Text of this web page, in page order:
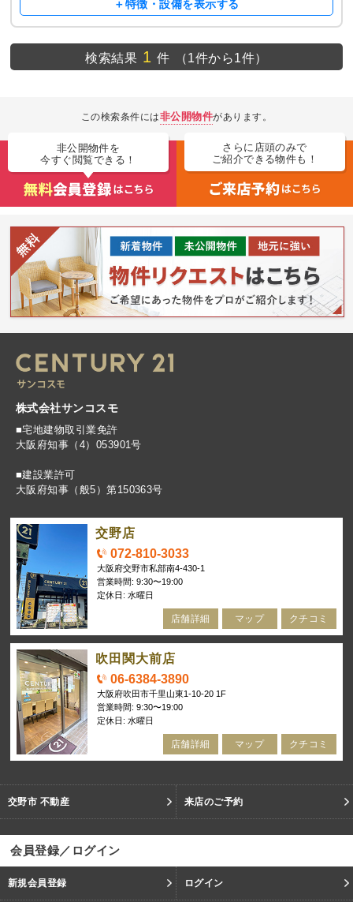
＋特徴・設備を表示する
検索結果 1 件 （1件から1件）
この検索条件には非公開物件があります。
非公開物件を
今すぐ閲覧できる！
さらに店頭のみで
ご紹介できる物件も！
株式会社サンコスモ
■宅地建物取引業免許
大阪府知事（4）053901号
■建設業許可
大阪府知事（般5）第150363号
交野店
072-810-3033
大阪府交野市私部南4-430-1
営業時間: 9:30〜19:00
定休日: 水曜日
店舗詳細 マップ クチコミ
吹田関大前店
06-6384-3890
大阪府吹田市千里山東1-10-20 1F
営業時間: 9:30〜19:00
定休日: 水曜日
店舗詳細 マップ クチコミ
交野市 不動産 来店のご予約
会員登録／ログイン
新規会員登録 ログイン